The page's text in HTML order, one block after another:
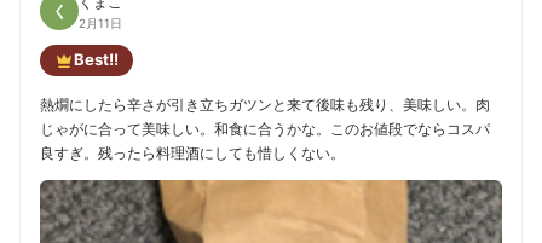
く
2月11日
Best!!
熱燗にしたら辛さが引き立ちガツンと来て後味も残り、美味しい。肉
じゃがに合って美味しい。和食に合うかな。このお値段でならコスパ
良すぎ。残ったら料理酒にしても惜しくない。